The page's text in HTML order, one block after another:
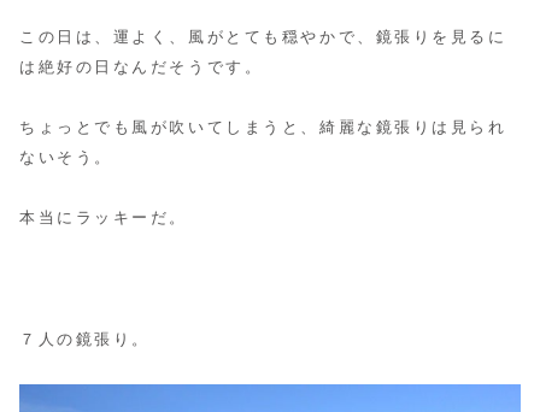
この日は、運よく、風がとても穏やかで、鏡張りを見るに
は絶好の日なんだそうです。
ちょっとでも風が吹いてしまうと、綺麗な鏡張りは見られ
ないそう。
本当にラッキーだ。
７人の鏡張り。